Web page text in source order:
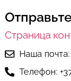
Страница
Наша
Телефон: